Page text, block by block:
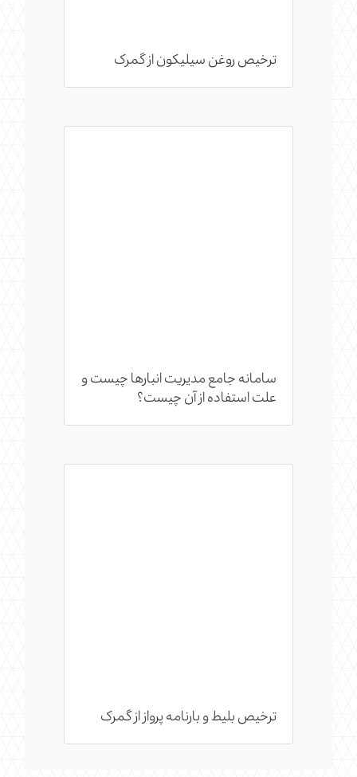
ترخیص روغن سیلیکون از گمرک
سامانه جامع مدیریت انبارها چیست و
علت استفاده از آن چیست؟
ترخیص بلیط و بارنامه پرواز از گمرک